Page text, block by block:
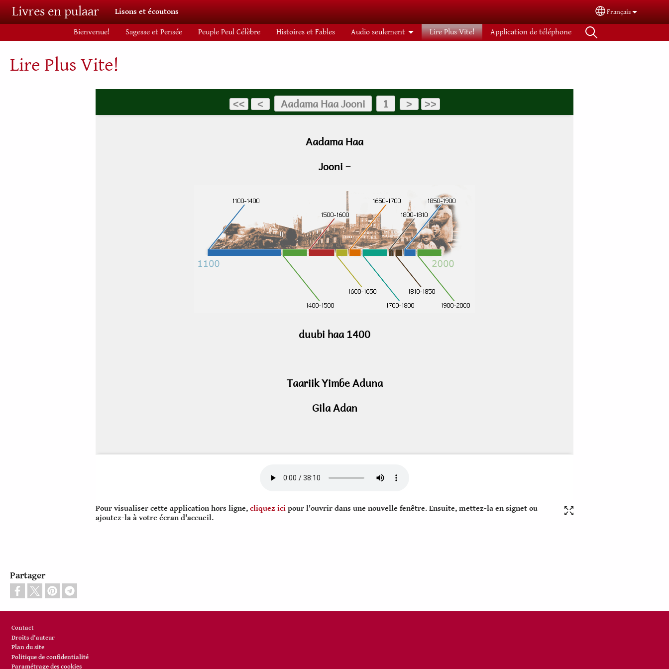
Aller au contenu principal
Livres en pulaar Lisons et écoutons Select your
Français
Bienvenue! Sagesse et Pensée Peuple Peul Célèbre Histoires et Fables Audio seulement Lire Plus Vite! Application de téléphone
Lire Plus Vite!
Pour visualiser cette application hors ligne, cliquez ici pour l'ouvrir dans une nouvelle fenêtre. Ensuite, mettez-la en signet ou
ajoutez-la à votre écran d'accueil.
Partager
Contact
Droits d'auteur
Plan du site
Politique de confidentialité
Paramétrage des cookies